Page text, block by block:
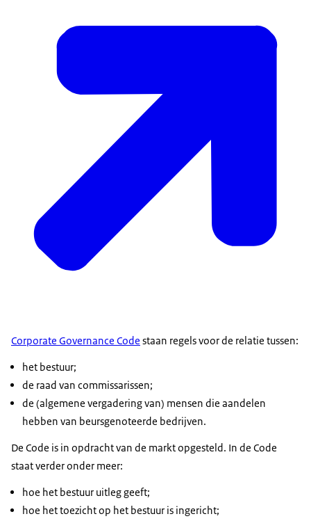
Corporate Governance Code staan regels voor de relatie tussen:
het bestuur;
de raad van commissarissen;
de (algemene vergadering van) mensen die aandelen
hebben van beursgenoteerde bedrijven.
De Code is in opdracht van de markt opgesteld. In de Code
staat verder onder meer:
hoe het bestuur uitleg geeft;
hoe het toezicht op het bestuur is ingericht;